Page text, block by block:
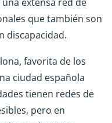
extensa red de
que también son
discapacidad.
favorita de los
ciudad española
tienen redes de
pero en